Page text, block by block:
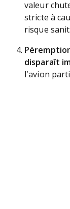
valeur
stricte à
risque
disparaît
l’avion